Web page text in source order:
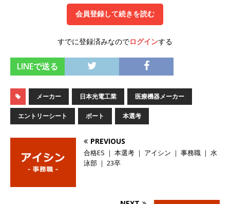
レフ大手メーカー全てと取引する国内トップシェ
アのマグネシウム部品製造メーカー ｜ 賞与前年
度実績6.5ヵ月・平均6ヶ月以上 ｜ ミツワ電機工
業
体育会積極採用企業
[ 2026年5月14日 ] 【 28卒 ｜ 書類選考自動合
格!! 】 選考直結説明会｜ 需要が伸び続ける安定
したリフォーム業界の専門商社 ｜ 大手メーカー
とも取引多数!! ｜ 30歳までは個人の成績に関わ
らず昇給を約束 ｜ ソーゴー
企業
会員登録して続きを読む
すでに登録済みなのでログインする
LINEで送る
メーカー 日本光電工業 医療機器メーカー
エントリーシート ボート 本選考
PREVIOUS
合格ES ｜ 本選考 ｜ アイシン ｜ 事務職 ｜ 水
泳部 ｜ 23卒